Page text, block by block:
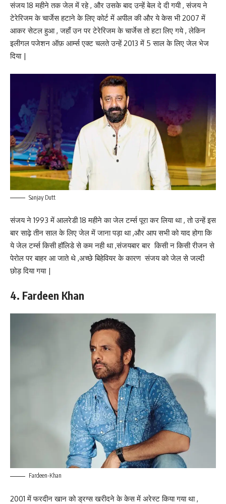
संजय 18 महीने तक जेल में रहे , और उसके बाद उन्हें बेल दे दी गयी , संजय ने
टेरेरिजम के चार्जेस हटाने के लिए कोर्ट में अपील की और ये केस भी 2007 में
आकर सेटल हुआ , जहाँ उन पर टेरेरिजम के चार्जेस तो हटा लिए गये , लेकिन
इलीगल पजेशन ऑफ़ आर्म्स एक्ट चलते उन्हें 2013 में 5 साल के लिए जेल भेज
दिया |
Sanjay Dutt
संजय ने 1993 में आलरेडी 18 महीने का जेल टर्म्स पूरा कर लिया था , तो उन्हें इस
बार साढ़े तीन साल के लिए जेल में जाना पड़ा था ,और आप सभी को याद होगा कि
ये जेल टर्म्स किसी हॉलिडे से कम नही था ,संजयबार बार किसी न किसी रीजन से
पेरोल पर बाहर आ जाते थे ,अच्छे बिहेवियर के कारण संजय को जेल से जल्दी
छोड़ दिया गया |
4. Fardeen Khan
Fardeen-Khan
2001 में फरदीन खान को ड्रग्स खरीदने के केस में अरेस्ट किया गया था ,